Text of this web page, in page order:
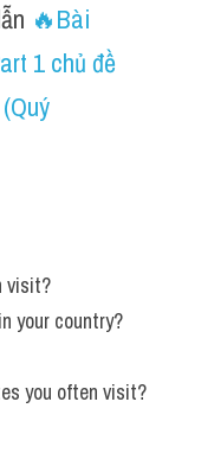
🔥Bài
1 chủ đề
visit?
your country?
you often visit?